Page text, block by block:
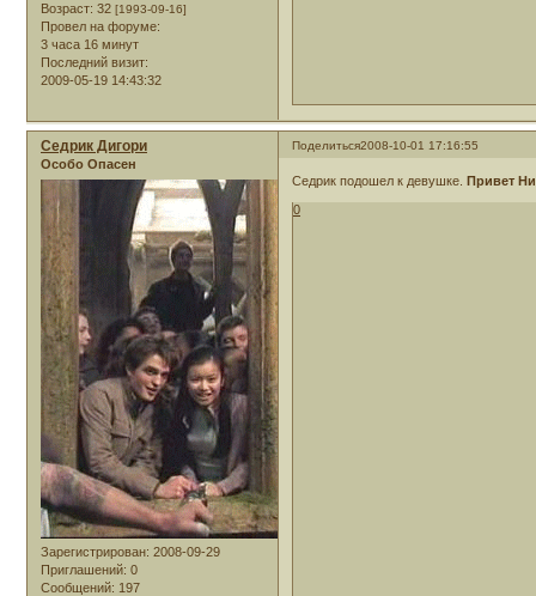
Возраст: 32 [1993-09-16]
Провел на форуме:
3 часа 16 минут
Последний визит:
2009-05-19 14:43:32
Поделиться2008-10-01 17:16:55
Седрик Дигори
Особо Опасен
Зарегистрирован: 2008-09-29
Приглашений: 0
Сообщений: 197
Седрик подошел к девушке.Привет
0